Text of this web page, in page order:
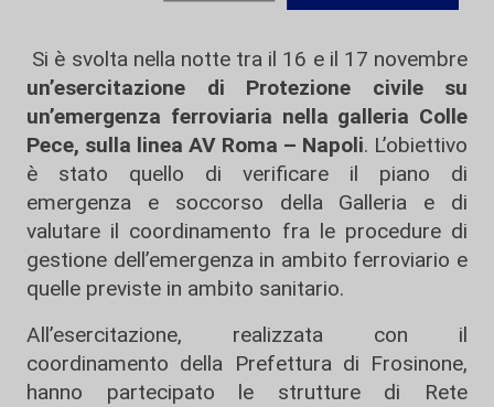
Si è svolta nella notte tra il 16 e il 17 novembre
un’esercitazione di Protezione civile su
un’emergenza ferroviaria nella galleria Colle
Pece, sulla linea AV Roma – Napoli. L’obiettivo
è stato quello di verificare il piano di
emergenza e soccorso della Galleria e di
valutare il coordinamento fra le procedure di
gestione dell’emergenza in ambito ferroviario e
quelle previste in ambito sanitario.
All’esercitazione, realizzata con il
coordinamento della Prefettura di Frosinone,
hanno partecipato le strutture di Rete